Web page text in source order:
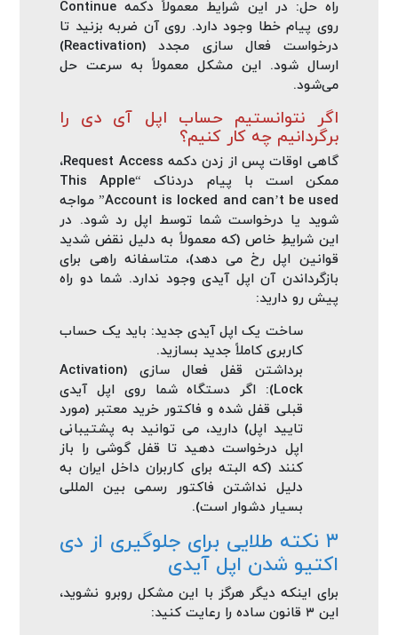
راه‌ حل: در این شرایط معمولاً دکمه Continue
روی پیام خطا وجود دارد. روی آن ضربه بزنید تا
درخواست فعال‌ سازی مجدد (Reactivation)
ارسال شود. این مشکل معمولاً به سرعت حل
می‌شود.
اگر نتوانستیم حساب اپل آی دی را
برگردانیم چه کار کنیم؟
گاهی اوقات پس از زدن دکمه Request Access،
ممکن است با پیام دردناک “This Apple
Account is locked and can’t be used” مواجه
شوید یا درخواست شما توسط اپل رد شود. در
این شرایطِ خاص (که معمولاً به دلیل نقض شدید
قوانین اپل رخ می‌ دهد)، متاسفانه راهی برای
بازگرداندن آن اپل آیدی وجود ندارد. شما دو راه
پیش رو دارید:
ساخت یک اپل آیدی جدید: باید یک حساب
کاربری کاملاً جدید بسازید.
برداشتن قفل فعال‌ سازی (Activation
Lock): اگر دستگاه شما روی اپل آیدی
قبلی قفل شده و فاکتور خرید معتبر (مورد
تایید اپل) دارید، می‌ توانید به پشتیبانی
اپل درخواست دهید تا قفل گوشی را باز
کنند (که البته برای کاربران داخل ایران به
دلیل نداشتن فاکتور رسمی بین‌ المللی
بسیار دشوار است).
۳ نکته طلایی برای جلوگیری از دی‌
اکتیو شدن اپل آیدی
برای اینکه دیگر هرگز با این مشکل روبرو نشوید،
این ۳ قانون ساده را رعایت کنید: